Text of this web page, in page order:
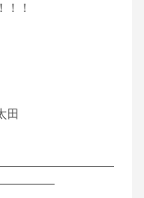
！！
田